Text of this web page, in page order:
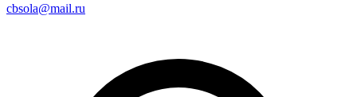
cbsola@mail.ru